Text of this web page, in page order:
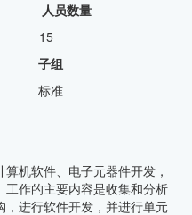
人员数量
机软件、电子元器件开发，
作的主要内容是收集和分析
进行软件开发，并进行单元